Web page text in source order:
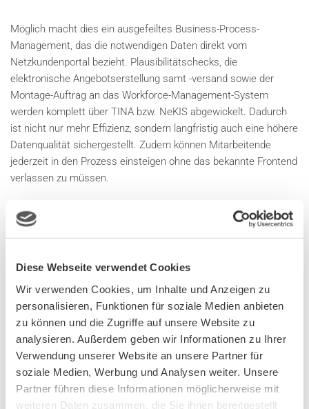
Diese Webseite verwendet Cookies
Wir verwenden Cookies, um Inhalte und Anzeigen zu
personalisieren, Funktionen für soziale Medien anbieten
zu können und die Zugriffe auf unsere Website zu
analysieren. Außerdem geben wir Informationen zu Ihrer
Verwendung unserer Website an unsere Partner für
soziale Medien, Werbung und Analysen weiter. Unsere
Partner führen diese Informationen möglicherweise mit
weiteren Daten zusammen, die Sie ihnen bereitgestellt
Möglich macht dies ein ausgefeiltes Business-Process-
Management, das die notwendigen Daten direkt vom
Netzkundenportal bezieht. Plausibilitätschecks, die
elektronische Angebotserstellung samt -versand sowie der
Montage-Auftrag an das Workforce-Management-System
werden komplett über TINA bzw. NeKIS abgewickelt. Dadurch
ist nicht nur mehr Effizienz, sondern langfristig auch eine höhere
Datenqualität sichergestellt. Zudem können Mitarbeitende
jederzeit in den Prozess einsteigen ohne das bekannte Frontend
verlassen zu müssen.
Der beschleunigte Angebotsprozess spielt seine Stärken mit
Blick auf die aktuelle Marktsituation voll aus: Aufgrund
rechtlicher Vorgaben hat die Anzahl von EEG-Anträgen (zum
die gestiegene Anzahl schnell auf digitalem Weg bewältigt
werden.
Gerald Obernosterer, Leiter Netzmanagement bei der KNG,
schätzt neben den technischen Vorteilen der Lösung auch die
partnerschaftliche Zusammenarbeit mit dem CURSOR-Team: